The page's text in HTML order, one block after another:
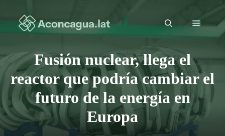
contenido
Menú
Fusión nuclear, llega el
reactor que podría cambiar el
futuro de la energía en
Europa